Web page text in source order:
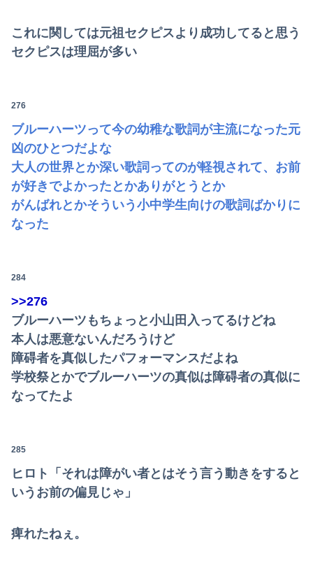
これに関しては元祖セクピスより成功してると思う
セクピスは理屈が多い
276
ブルーハーツって今の幼稚な歌詞が主流になった元
凶のひとつだよな
大人の世界とか深い歌詞ってのが軽視されて、お前
が好きでよかったとかありがとうとか
がんばれとかそういう小中学生向けの歌詞ばかりに
なった
284
>>276
ブルーハーツもちょっと小山田入ってるけどね
本人は悪意ないんだろうけど
障碍者を真似したパフォーマンスだよね
学校祭とかでブルーハーツの真似は障碍者の真似に
なってたよ
285
ヒロト「それは障がい者とはそう言う動きをすると
いうお前の偏見じゃ」
痺れたねぇ。